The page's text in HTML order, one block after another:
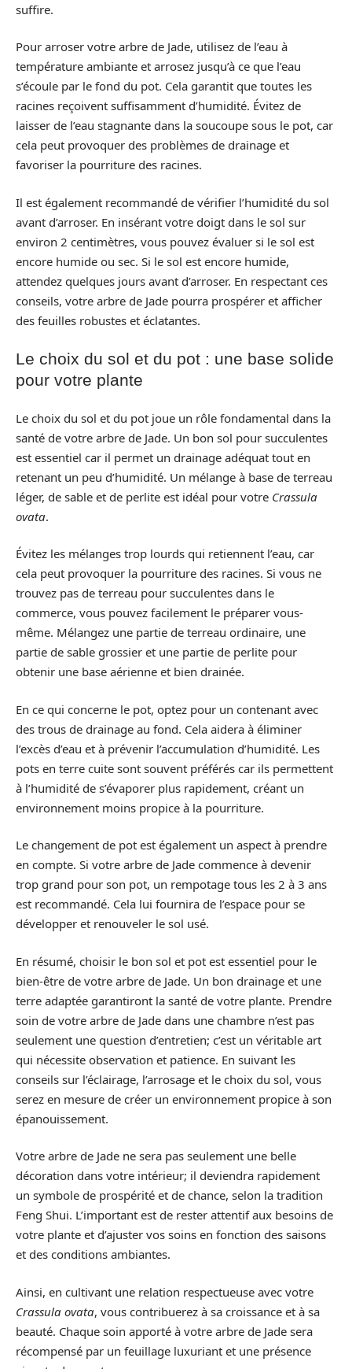
suffire.
Pour arroser votre arbre de Jade, utilisez de l’eau à
température ambiante et arrosez jusqu’à ce que l’eau
s’écoule par le fond du pot. Cela garantit que toutes les
racines reçoivent suffisamment d’humidité. Évitez de
laisser de l’eau stagnante dans la soucoupe sous le pot, car
cela peut provoquer des problèmes de drainage et
favoriser la pourriture des racines.
Il est également recommandé de vérifier l’humidité du sol
avant d’arroser. En insérant votre doigt dans le sol sur
environ 2 centimètres, vous pouvez évaluer si le sol est
encore humide ou sec. Si le sol est encore humide,
attendez quelques jours avant d’arroser. En respectant ces
conseils, votre arbre de Jade pourra prospérer et afficher
des feuilles robustes et éclatantes.
Le choix du sol et du pot : une base solide
pour votre plante
Le choix du sol et du pot joue un rôle fondamental dans la
santé de votre arbre de Jade. Un bon sol pour succulentes
est essentiel car il permet un drainage adéquat tout en
retenant un peu d’humidité. Un mélange à base de terreau
léger, de sable et de perlite est idéal pour votre Crassula
ovata.
Évitez les mélanges trop lourds qui retiennent l’eau, car
cela peut provoquer la pourriture des racines. Si vous ne
trouvez pas de terreau pour succulentes dans le
commerce, vous pouvez facilement le préparer vous-
même. Mélangez une partie de terreau ordinaire, une
partie de sable grossier et une partie de perlite pour
obtenir une base aérienne et bien drainée.
En ce qui concerne le pot, optez pour un contenant avec
des trous de drainage au fond. Cela aidera à éliminer
l’excès d’eau et à prévenir l’accumulation d’humidité. Les
pots en terre cuite sont souvent préférés car ils permettent
à l’humidité de s’évaporer plus rapidement, créant un
environnement moins propice à la pourriture.
Le changement de pot est également un aspect à prendre
en compte. Si votre arbre de Jade commence à devenir
trop grand pour son pot, un rempotage tous les 2 à 3 ans
est recommandé. Cela lui fournira de l’espace pour se
développer et renouveler le sol usé.
En résumé, choisir le bon sol et pot est essentiel pour le
bien-être de votre arbre de Jade. Un bon drainage et une
terre adaptée garantiront la santé de votre plante. Prendre
soin de votre arbre de Jade dans une chambre n’est pas
seulement une question d’entretien; c’est un véritable art
qui nécessite observation et patience. En suivant les
conseils sur l’éclairage, l’arrosage et le choix du sol, vous
serez en mesure de créer un environnement propice à son
épanouissement.
Votre arbre de Jade ne sera pas seulement une belle
décoration dans votre intérieur; il deviendra rapidement
un symbole de prospérité et de chance, selon la tradition
Feng Shui. L’important est de rester attentif aux besoins de
votre plante et d’ajuster vos soins en fonction des saisons
et des conditions ambiantes.
Ainsi, en cultivant une relation respectueuse avec votre
Crassula ovata, vous contribuerez à sa croissance et à sa
beauté. Chaque soin apporté à votre arbre de Jade sera
récompensé par un feuillage luxuriant et une présence